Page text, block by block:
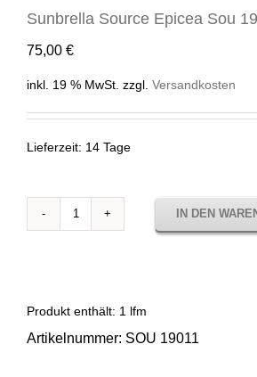
Sunbrella Source Epicea Sou
75,00 €
inkl. 19 % MwSt. zzgl. Versandkosten
Lieferzeit: 14 Tage
Sunbrella
19011
IN DEN
Produkt enthält: 1 lfm
Artikelnummer: SOU 19011